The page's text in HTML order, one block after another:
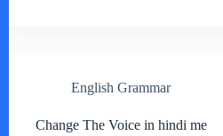
English Grammar
Change The Voice in hindi me